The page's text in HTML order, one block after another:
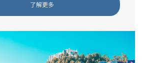
了解更多